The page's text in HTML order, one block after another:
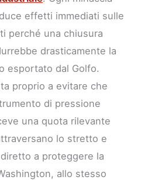
effetti immediati sulle
perché una chiusura
drasticamente la
esportato dal Golfo.
proprio a evitare che
di pressione
una quota rilevante
lo stretto e
a proteggere la
allo stesso